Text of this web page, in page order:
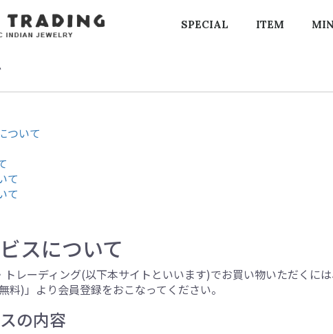
SPECIAL ITEM
ついて
て
て
スについて
トレーディング(以下本サイトといいます)でお買い物いただくに
料)」より会員登録をおこなってください。
の内容